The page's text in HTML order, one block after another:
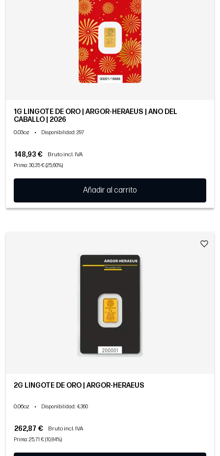
1G LINGOTE DE ORO | ARGOR-HERAEUS | AÑO DEL
CABALLO | 2026
0.03oz • Disponibilidad: 297
148,93 € Bruto incl. IVA
Prima: 30,35 € (25,60%)
Añadir al carrito
2G LINGOTE DE ORO | ARGOR-HERAEUS
0.06oz • Disponibilidad: 4,360
262,87 € Bruto incl. IVA
Prima: 25,71 € (10,84%)